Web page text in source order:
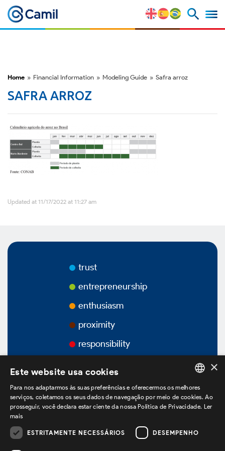
Strategy and Competitive
Risk Factors
M&A and Securities Market
ESG
Podcasts
Corporate Governance
Overview
Home » Financial Information » Modeling Guide » Safra arroz
SAFRA ARROZ
Updated at 11/17/2022 at 11:27 am
trust
entrepreneurship
enthusiasm
proximity
responsibility
we are on LinkedIn
PORTUGUESE
×
Este website usa cookies
Para nos adaptarmos às suas preferências e oferecermos os melhores
serviços, coletamos os seus dados de navegação por meio de cookies. Ao
prosseguir, você declara estar ciente da nossa Política de Privacidade. Ler
mais
ESTRITAMENTE NECESSÁRIOS DESEMPENHO